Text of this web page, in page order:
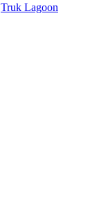
Truk Lagoon